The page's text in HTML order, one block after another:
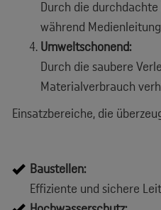
Durch die
während
Umweltschonend:
Durch die saubere
Materialverbrauch
Einsatzbereiche, die
Baustellen:
Effiziente und sichere